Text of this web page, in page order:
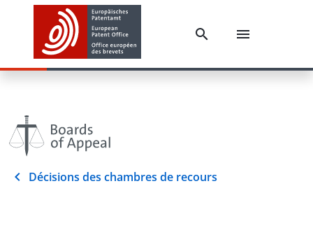
Décisions des chambres de recours